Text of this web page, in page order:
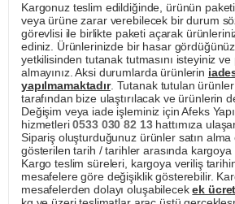
Kargonuz teslim edildiğinde, ürünün
veya ürüne zarar verebilecek bir durum
görevlisi ile birlikte paketi açarak
ediniz. Ürünlerinizde bir hasar
yetkilisinden tutanak tutmasını isteyiniz
almayınız. Aksi durumlarda ürünlerin
yapılmamaktadır. Tutanak tutulan
tarafından bize ulaştırılacak ve ürünlerin
Değişim veya iade işleminiz için Afeks
hizmetleri0533 030 82 13hattımıza
Sipariş oluşturduğunuz ürünler satın alma
gösterilen tarih / tarihler arasında kargoya
Kargo teslim süreleri, kargoya veriliş
mesafelere göre değişiklik gösterebilir.
mesafelerden dolayı oluşabilecekek